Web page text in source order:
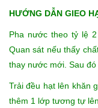
HƯỚNG DẪN GIEO
Pha nước theo tỷ lệ
Quan sát nếu thấy
thay nước mới. Sau
Trải đều hạt lên khăn
thêm 1 lớp tương tự